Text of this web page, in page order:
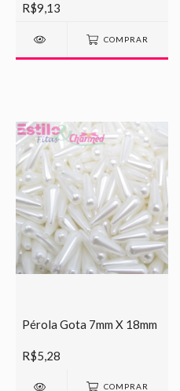
R$9,13
COMPRAR
Pérola Gota 7mm X 18mm
R$5,28
COMPRAR